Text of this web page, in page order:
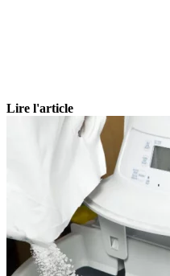
Lire l'article